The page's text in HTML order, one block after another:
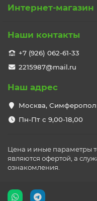
Интернет-магазин
Наши контакты
+7 (926) 062-61-33
2215987@mail.ru
Наш адрес
Москва,
Пн-Пт с 9,00-18,00
Цена и иные параметры
являются офертой, а
ознакомления.